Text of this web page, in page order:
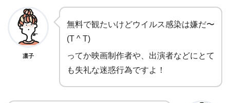
凛子
無料で観たいけどウイルス感染は嫌だ〜
(T ^ T)
ってか映画制作者や、出演者などにとて
も失礼な迷惑行為ですよ！